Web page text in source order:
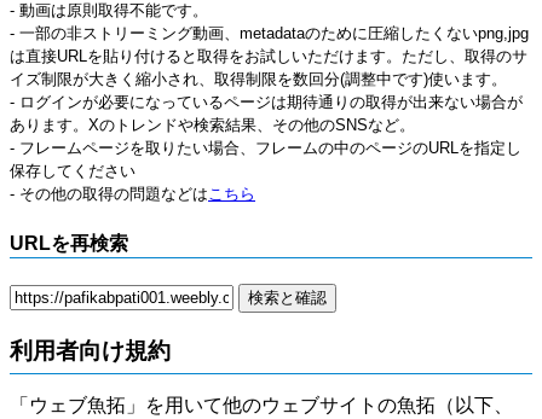
- 動画は原則取得不能です。
- 一部の非ストリーミング動画、metadataのために圧縮したくないpng,jpg
は直接URLを貼り付けると取得をお試しいただけます。ただし、取得のサ
イズ制限が大きく縮小され、取得制限を数回分(調整中です)使います。
- ログインが必要になっているページは期待通りの取得が出来ない場合が
あります。Xのトレンドや検索結果、その他のSNSなど。
- フレームページを取りたい場合、フレームの中のページのURLを指定し
保存してください
- その他の取得の問題などはこちら
URLを再検索
利用者向け規約
「ウェブ魚拓」を用いて他のウェブサイトの魚拓（以下、